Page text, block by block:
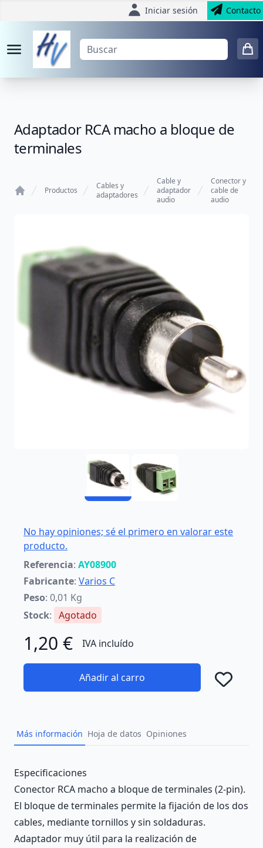
Iniciar sesión Contacto
Adaptador RCA macho a bloque de
terminales
Productos
Cables y
adaptadores
Cable y
adaptador
audio
Conector y
cable de
audio
No hay opiniones; sé el primero en valorar este
producto.
Referencia: AY08900
Fabricante: Varios C
Peso: 0,01 Kg
Stock: Agotado
1,20 € IVA incluído
Añadir al carro
Más información Hoja de datos Opiniones
Description
Especificaciones
Conector RCA macho a bloque de terminales (2-pin).
El bloque de terminales permite la fijación de los dos
cables, mediante tornillos y sin soldaduras.
Adaptador muy útil para la realización de